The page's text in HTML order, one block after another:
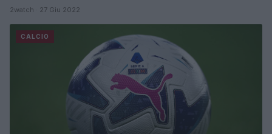
2watch · 27 Giu 2022
CALCIO